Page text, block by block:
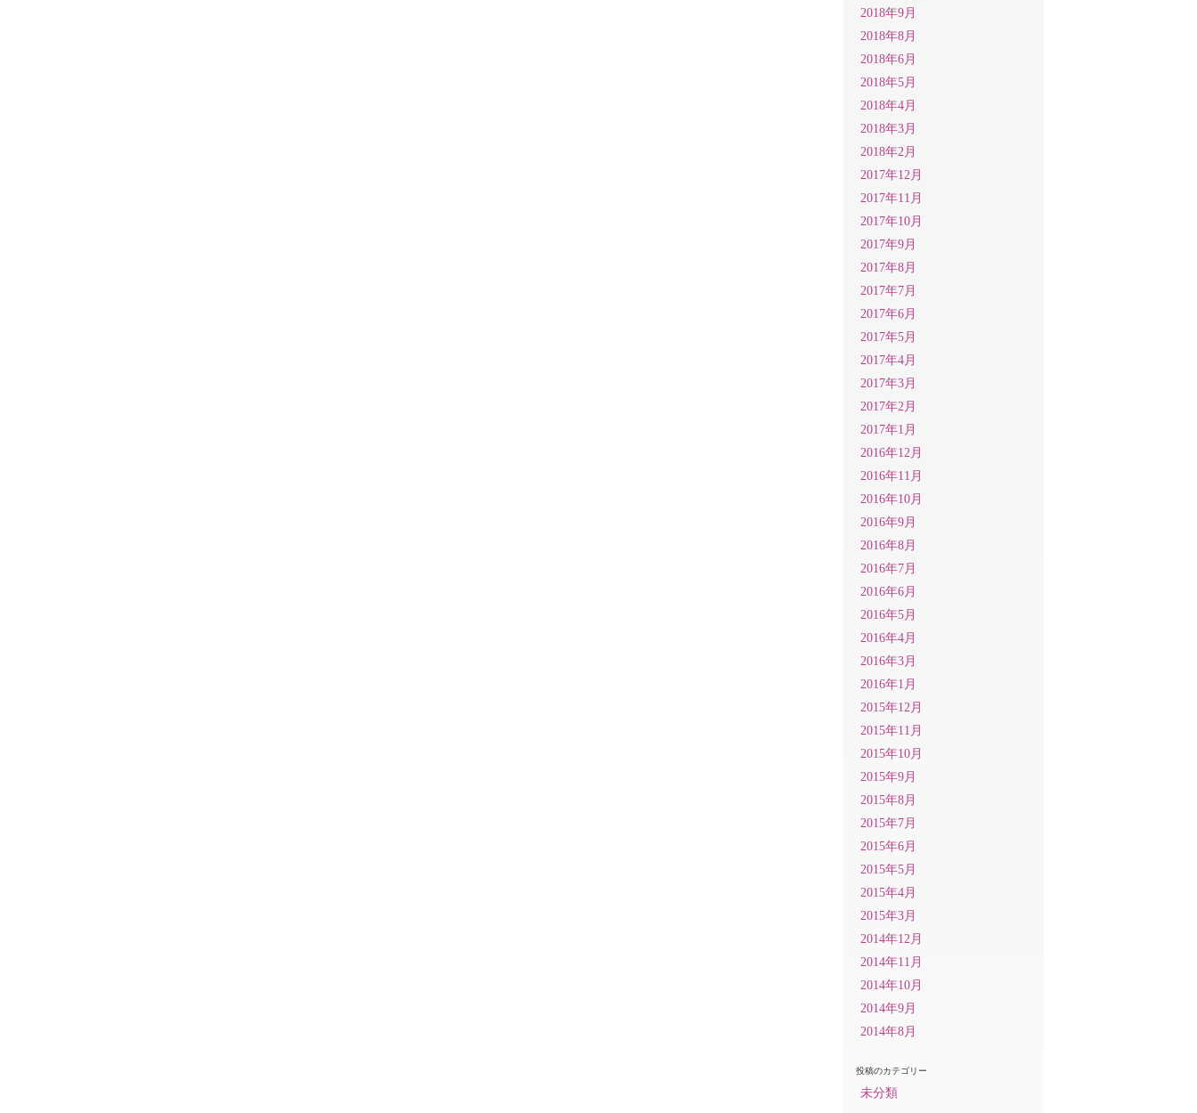
2018年9月
2018年8月
2018年6月
2018年5月
2018年4月
2018年3月
2018年2月
2017年12月
2017年11月
2017年10月
2017年9月
2017年8月
2017年7月
2017年6月
2017年5月
2017年4月
2017年3月
2017年2月
2017年1月
2016年12月
2016年11月
2016年10月
2016年9月
2016年8月
2016年7月
2016年6月
2016年5月
2016年4月
2016年3月
2016年1月
2015年12月
2015年11月
2015年10月
2015年9月
2015年8月
2015年7月
2015年6月
2015年5月
2015年4月
2015年3月
2014年12月
2014年11月
2014年10月
2014年9月
2014年8月
投稿のカテゴリー
未分類